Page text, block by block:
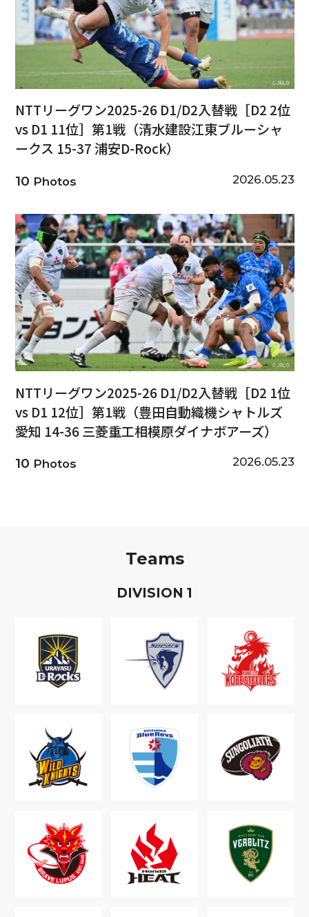
NTTリーグワン2025-26 D1/D2入替戦［D2 2位
vs D1 11位］第1戦（清水建設江東ブルーシャ
ークス 15-37 浦安D-Rock）
10 Photos 2026.05.23
NTTリーグワン2025-26 D1/D2入替戦［D2 1位
vs D1 12位］第1戦（豊田自動織機シャトルズ
愛知 14-36 三菱重工相模原ダイナボアーズ）
10 Photos 2026.05.23
Teams
DIVISION 1